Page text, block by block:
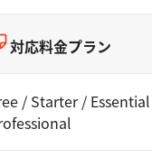
対応料金プラン
/ Starter /